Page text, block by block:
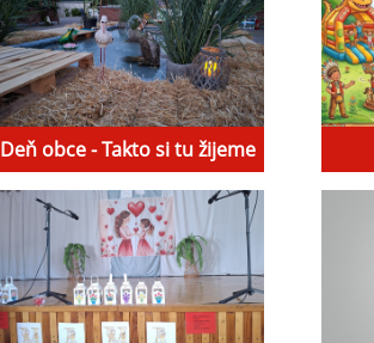
Deň obce - Takto si tu žijeme